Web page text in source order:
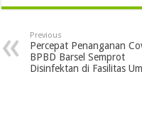
Previous
Percepat Penanganan
BPBD Barsel Semprot
Disinfektan di Fasilitas